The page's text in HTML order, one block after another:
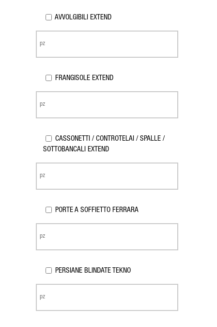
AVVOLGIBILI EXTEND
FRANGISOLE EXTEND
CASSONETTI / CONTROTELAI / SPALLE /
SOTTOBANCALI EXTEND
PORTE A SOFFIETTO FERRARA
PERSIANE BLINDATE TEKNO